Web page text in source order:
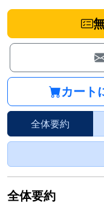
カート
全体要約
全体要約